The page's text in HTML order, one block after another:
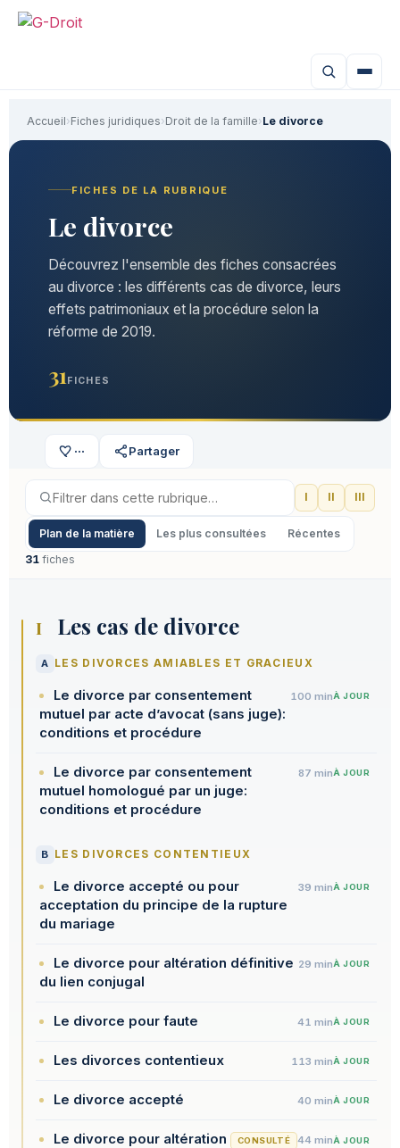
Accueil›Fiches juridiques›Droit de la famille›Le divorce
FICHES DE LA RUBRIQUE
Le divorce
Découvrez l'ensemble des fiches consacrées
au divorce : les différents cas de divorce, leurs
effets patrimoniaux et la procédure selon la
réforme de 2019.
31 FICHES
··· Partager
I II III
Plan de la matière Les plus consultées
Récentes
31 fiches
I Les cas de divorce
A LES DIVORCES AMIABLES ET GRACIEUX
Le divorce par consentement
mutuel par acte d’avocat (sans juge):
conditions et procédure
100 minÀ JOUR
Le divorce par consentement
mutuel homologué par un juge:
conditions et procédure
87 minÀ JOUR
B LES DIVORCES CONTENTIEUX
Le divorce accepté ou pour
acceptation du principe de la rupture
du mariage
39 minÀ JOUR
Le divorce pour altération définitive
du lien conjugal
29 minÀ JOUR
Le divorce pour faute 41 minÀ JOUR
Les divorces contentieux 113 minÀ JOUR
Le divorce accepté 40 minÀ JOUR
Le divorce pour altération
CONSULTÉ 44 minÀ JOUR